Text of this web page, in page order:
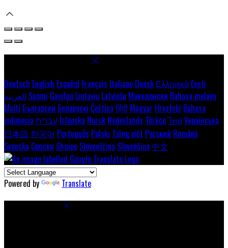
Deutsch English Español Français Italiano Dansk Ελληνικά Eesti
العربية Suomi Gaeilge Lietuvių Latviešu Македонски Bahasa melayu
Malti Български Беларускі Čeština हिंदी Magyar Hrvatski Bahasa
indonesia עברית Íslenska Norsk Nederlands Türkçeไทย Українська
日本語 한국어 Português Polski Tiếng việt Русский Română
Svenska Српски Shqipe Slovenščina Slovenčina 中文
Powered by Translate